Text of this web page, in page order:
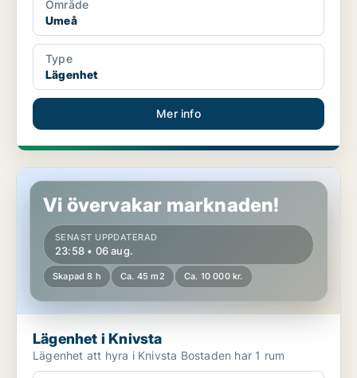
Område
Umeå
Type
Lägenhet
Mer info
Lägenhet i Knivsta
Vi övervakar marknaden!
SENAST UPPDATERAD
23:58 • 06 aug.
Skapad 8 h Ca. 45 m2 Ca. 10 000 kr.
Lägenhet i Knivsta
Lägenhet att hyra i Knivsta Bostaden har 1 rum